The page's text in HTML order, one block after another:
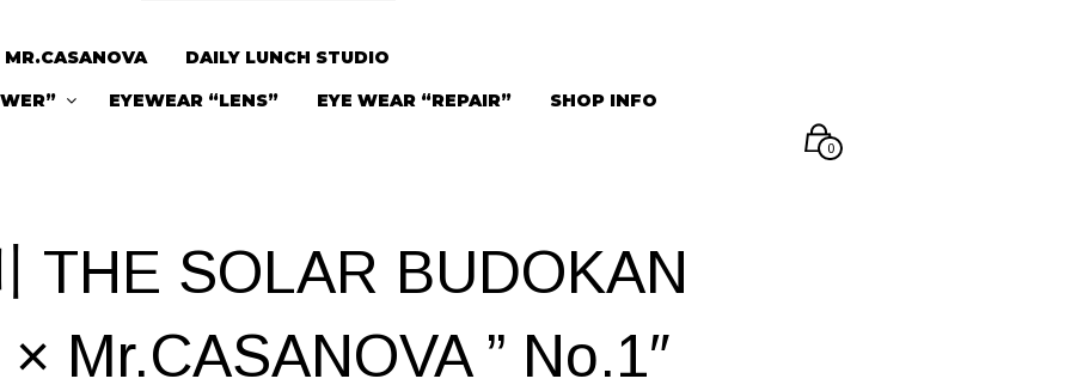
MR.CASANOVA
DAILY LUNCH STUDIO
EYEWEAR “LENS” EYE WEAR “REPAIR” SHOP INFO
0
THE SOLAR BUDOKAN
Mr.CASANOVA ” No.1″